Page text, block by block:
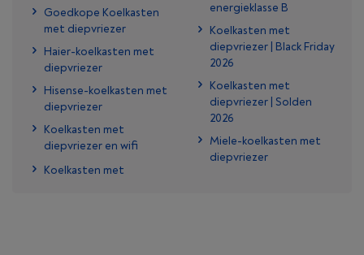
Goedkope Koelkasten
met diepvriezer
Haier-koelkasten met
diepvriezer
Hisense-koelkasten met
diepvriezer
Koelkasten met
diepvriezer en wifi
Koelkasten met
energieklasse B
Koelkasten met
diepvriezer | Black Friday
2026
Koelkasten met
diepvriezer | Solden
2026
Miele-koelkasten met
diepvriezer